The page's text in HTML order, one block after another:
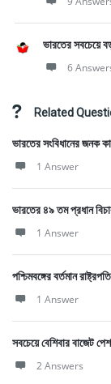
ভারতের সবচেয়ে
6
Related
ভারতের সংবিধানের জনক
1 Answer
ভারতের ৪৯ তম প্রধান
1 Answer
পশ্চিমবঙ্গের বর্তমান
1 Answer
সবচেয়ে বেশিবার বাজেট
2 Answers